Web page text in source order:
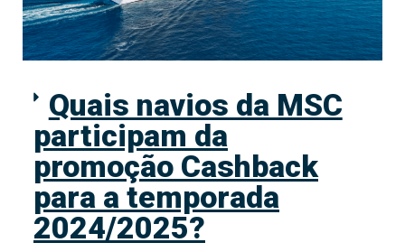
Quais navios da MSC
participam da
promoção Cashback
para a temporada
2024/2025?